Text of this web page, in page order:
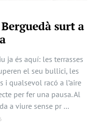
surt a
ja és aquí: les terrasses
el seu bullici, les
i qualsevol racó a l’aire
per fer una pausa. Al
a viure sense pr …